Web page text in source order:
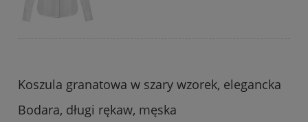
Koszula granatowa w szary wzorek, elegancka
Bodara, długi rękaw, męska